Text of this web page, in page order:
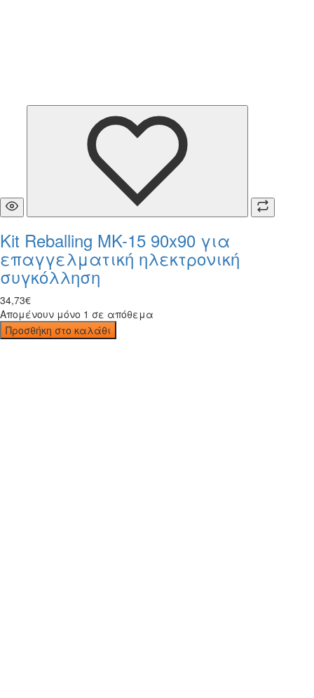
Kit Reballing MK-15 90x90 για
επαγγελματική ηλεκτρονική
συγκόλληση
34,73€
Απομένουν μόνο 1 σε απόθεμα
Προσθήκη στο καλάθι